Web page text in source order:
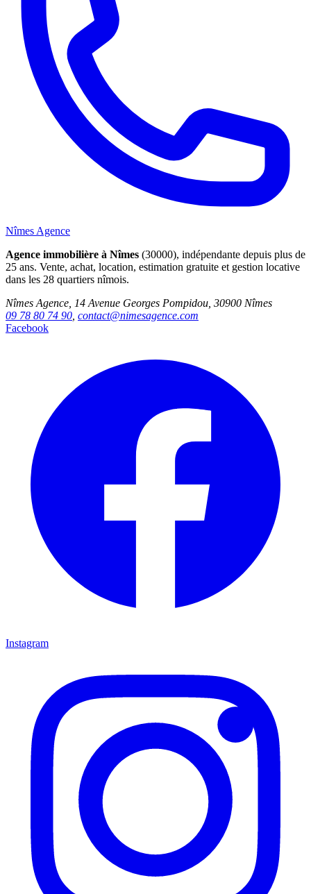
Nîmes Agence
Agence immobilière à Nîmes (30000), indépendante depuis plus de
25 ans. Vente, achat, location, estimation gratuite et gestion locative
dans les 28 quartiers nîmois.
Nîmes Agence, 14 Avenue Georges Pompidou, 30900 Nîmes
09 78 80 74 90 contact@nimesagence.com
Facebook
Instagram